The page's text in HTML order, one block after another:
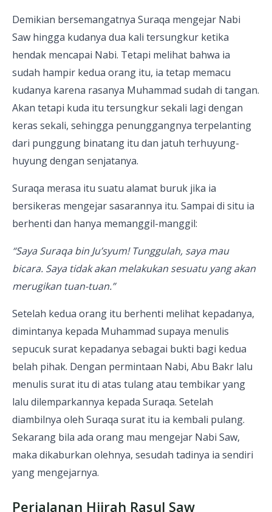
Demikian bersemangatnya Suraqa mengejar Nabi
Saw hingga kudanya dua kali tersungkur ketika
hendak mencapai Nabi. Tetapi melihat bahwa ia
sudah hampir kedua orang itu, ia tetap memacu
kudanya karena rasanya Muhammad sudah di tangan.
Akan tetapi kuda itu tersungkur sekali lagi dengan
keras sekali, sehingga penunggangnya terpelanting
dari punggung binatang itu dan jatuh terhuyung-
huyung dengan senjatanya.
Suraqa merasa itu suatu alamat buruk jika ia
bersikeras mengejar sasarannya itu. Sampai di situ ia
berhenti dan hanya memanggil-manggil:
“Saya Suraqa bin Ju’syum! Tunggulah, saya mau
bicara. Saya tidak akan melakukan sesuatu yang akan
merugikan tuan-tuan.”
Setelah kedua orang itu berhenti melihat kepadanya,
dimintanya kepada Muhammad supaya menulis
sepucuk surat kepadanya sebagai bukti bagi kedua
belah pihak. Dengan permintaan Nabi, Abu Bakr lalu
menulis surat itu di atas tulang atau tembikar yang
lalu dilemparkannya kepada Suraqa. Setelah
diambilnya oleh Suraqa surat itu ia kembali pulang.
Sekarang bila ada orang mau mengejar Nabi Saw,
maka dikaburkan olehnya, sesudah tadinya ia sendiri
yang mengejarnya.
Perjalanan Hijrah Rasul Saw